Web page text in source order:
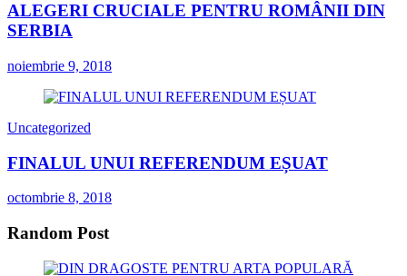
ALEGERI CRUCIALE PENTRU ROMÂNII DIN
SERBIA
noiembrie 9, 2018
Uncategorized
FINALUL UNUI REFERENDUM EȘUAT
octombrie 8, 2018
Random Post